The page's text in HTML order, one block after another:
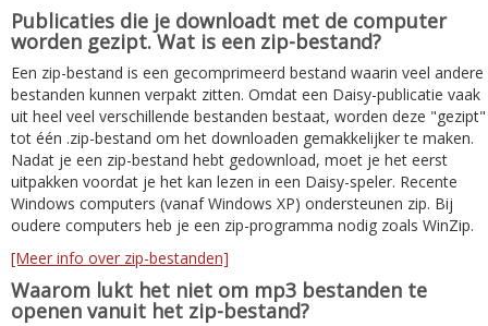
Publicaties die je downloadt met de computer
worden gezipt. Wat is een zip-bestand?
Een zip-bestand is een gecomprimeerd bestand waarin veel andere
bestanden kunnen verpakt zitten. Omdat een Daisy-publicatie vaak
uit heel veel verschillende bestanden bestaat, worden deze "gezipt"
tot één .zip-bestand om het downloaden gemakkelijker te maken.
Nadat je een zip-bestand hebt gedownload, moet je het eerst
uitpakken voordat je het kan lezen in een Daisy-speler. Recente
Windows computers (vanaf Windows XP) ondersteunen zip. Bij
oudere computers heb je een zip-programma nodig zoals WinZip.
[Meer info over zip-bestanden]
Waarom lukt het niet om mp3 bestanden te
openen vanuit het zip-bestand?